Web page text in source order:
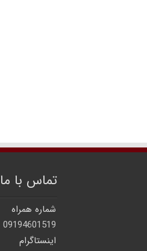
تماس با ما
شماره همراه
09194601519
اینستاگرام